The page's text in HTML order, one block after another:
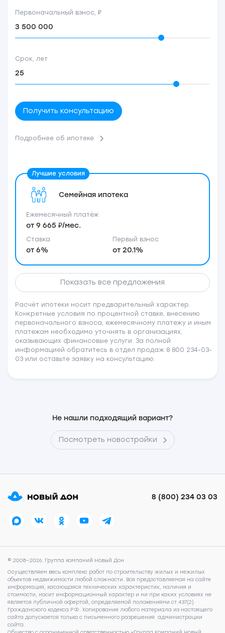
Первоначальный взнос, ₽
Срок, лет
Получить консультацию
Подробнее об ипотеке
Семейная ипотека
Ставка
от 6%
Первый взнос
от 20.1%
Ежемесячный платёж
от 9 665 ₽/мес.
Показать все предложения
Расчёт ипотеки носит предварительный характер.
Конкретные условия по процентной ставке, внесению
первоначального взноса, ежемесячному платежу и иным
платежам необходимо уточнять в организациях,
оказывающих финансовые услуги. За полной
информацией обратитесь в отдел продаж 8 800 234-03-
03 или оставьте заявку на консультацию.
Не нашли подходящий вариант?
Посмотреть новостройки
8 (800) 234 03 03
© 2008—2026. Группа компаний Новый Дон
Осуществляем весь комплекс работ по строительству жилых и нежилых
объектов недвижимости любой сложности. Вся предоставляемая на сайте
информация, касающаяся технических характеристик, наличия и
стоимости, носит информационный характер и ни при каких условиях не
является публичной офертой, определяемой положениями ст.437(2)
Гражданского кодекса РФ. Копирование любого материала из настоящего
сайта допускается только с письменного разрешения администрации
сайта.